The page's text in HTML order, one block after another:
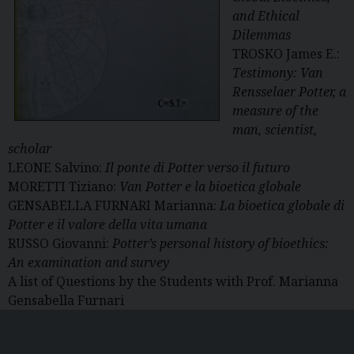
and Ethical
Dilemmas
TROSKO James E.:
Testimony: Van
Rensselaer Potter, a
measure of the
man, scientist,
scholar
LEONE Salvino: Il ponte di Potter verso il futuro
MORETTI Tiziano: Van Potter e la bioetica globale
GENSABELLA FURNARI Marianna: La bioetica globale di
Potter e il valore della vita umana
RUSSO Giovanni: Potter’s personal history of bioethics:
An examination and survey
A list of Questions by the Students with Prof. Marianna
Gensabella Furnari